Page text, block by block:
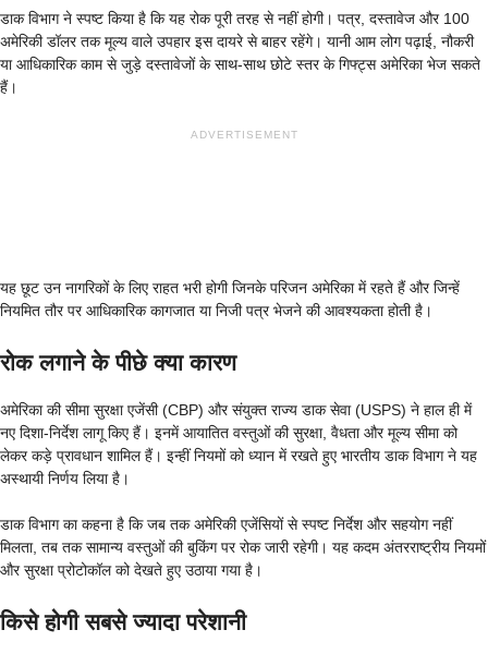
डाक विभाग ने स्पष्ट किया है कि यह रोक पूरी तरह से नहीं होगी। पत्र, दस्तावेज और 100
अमेरिकी डॉलर तक मूल्य वाले उपहार इस दायरे से बाहर रहेंगे। यानी आम लोग पढ़ाई, नौकरी
या आधिकारिक काम से जुड़े दस्तावेजों के साथ-साथ छोटे स्तर के गिफ्ट्स अमेरिका भेज सकते
हैं।
ADVERTISEMENT
यह छूट उन नागरिकों के लिए राहत भरी होगी जिनके परिजन अमेरिका में रहते हैं और जिन्हें
नियमित तौर पर आधिकारिक कागजात या निजी पत्र भेजने की आवश्यकता होती है।
रोक लगाने के पीछे क्या कारण
अमेरिका की सीमा सुरक्षा एजेंसी (CBP) और संयुक्त राज्य डाक सेवा (USPS) ने हाल ही में
नए दिशा-निर्देश लागू किए हैं। इनमें आयातित वस्तुओं की सुरक्षा, वैधता और मूल्य सीमा को
लेकर कड़े प्रावधान शामिल हैं। इन्हीं नियमों को ध्यान में रखते हुए भारतीय डाक विभाग ने यह
अस्थायी निर्णय लिया है।
डाक विभाग का कहना है कि जब तक अमेरिकी एजेंसियों से स्पष्ट निर्देश और सहयोग नहीं
मिलता, तब तक सामान्य वस्तुओं की बुकिंग पर रोक जारी रहेगी। यह कदम अंतरराष्ट्रीय नियमों
और सुरक्षा प्रोटोकॉल को देखते हुए उठाया गया है।
किसे होगी सबसे ज्यादा परेशानी